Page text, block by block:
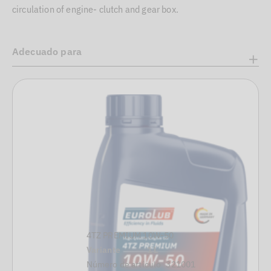
circulation of engine- clutch and gear box.
Adecuado para
4TZ PREMIUM 10W-50
Variante
1 L
Número de artículo 321001